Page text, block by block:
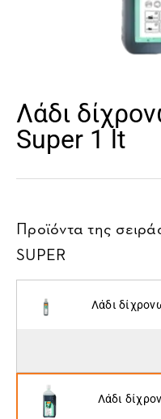
Λάδι
Super 1 lt
Προϊόντα της
SUPER
Λάδι
Λάδι